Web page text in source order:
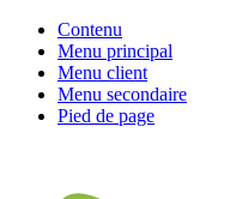
Contenu
Menu principal
Menu client
Menu secondaire
Pied de page